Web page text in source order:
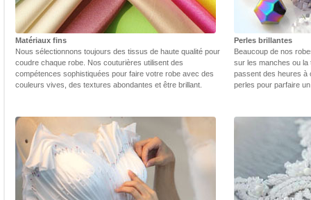
Matériaux fins
Nous sélectionnons toujours des tissus de haute qualité pour
coudre chaque robe. Nos couturières utilisent des
compétences sophistiquées pour faire votre robe avec des
couleurs vives, des textures abondantes et être brillant.
Perles brillantes
Beaucoup de nos
sur les manches ou la
passent des heures à
perles pour parfaire